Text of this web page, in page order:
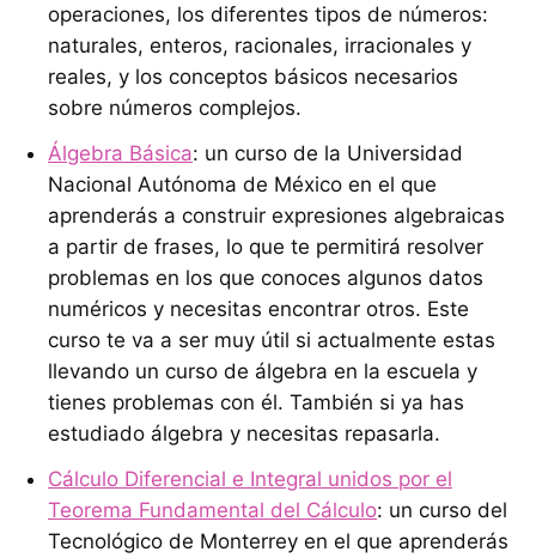
operaciones, los diferentes tipos de números:
naturales, enteros, racionales, irracionales y
reales, y los conceptos básicos necesarios
sobre números complejos.
Álgebra Básica: un curso de la Universidad
Nacional Autónoma de México en el que
aprenderás a construir expresiones algebraicas
a partir de frases, lo que te permitirá resolver
problemas en los que conoces algunos datos
numéricos y necesitas encontrar otros. Este
curso te va a ser muy útil si actualmente estas
llevando un curso de álgebra en la escuela y
tienes problemas con él. También si ya has
estudiado álgebra y necesitas repasarla.
Cálculo Diferencial e Integral unidos por el
Teorema Fundamental del Cálculo: un curso del
Tecnológico de Monterrey en el que aprenderás